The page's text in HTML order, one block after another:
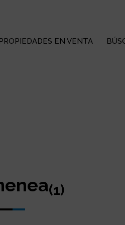
PROPIEDADES EN VENTA
(1)